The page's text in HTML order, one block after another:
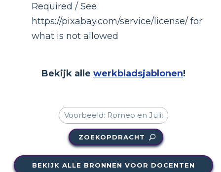
Required / See
https://pixabay.com/service/license/ for
what is not allowed
Bekijk alle werkbladsjablonen!
ZOEKOPDRACHT
BEKIJK ALLE BRONNEN VOOR DOCENTEN